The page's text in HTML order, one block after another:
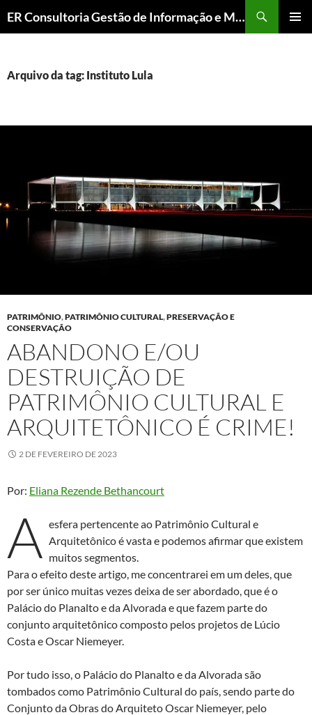
ER Consultoria Gestão de Informação e Memória Institucional
CONTEÚDO
Arquivo da tag: Instituto Lula
PATRIMÔNIO,PATRIMÔNIO CULTURAL,PRESERVAÇÃO E
CONSERVAÇÃO
ABANDONO E/OU
DESTRUIÇÃO DE
PATRIMÔNIO CULTURAL E
ARQUITETÔNICO É CRIME!
2 DE FEVEREIRO DE 2023
Por: Eliana Rezende Bethancourt
A esfera pertencente ao Patrimônio Cultural e
Arquitetônico é vasta e podemos afirmar que existem
muitos segmentos.
Para o efeito deste artigo, me concentrarei em um deles, que
por ser único muitas vezes deixa de ser abordado, que é o
Palácio do Planalto e da Alvorada e que fazem parte do
conjunto arquitetônico composto pelos projetos de Lúcio
Costa e Oscar Niemeyer.
Por tudo isso, o Palácio do Planalto e da Alvorada são
tombados como Patrimônio Cultural do país, sendo parte do
Conjunto da Obras do Arquiteto Oscar Niemeyer, pelo